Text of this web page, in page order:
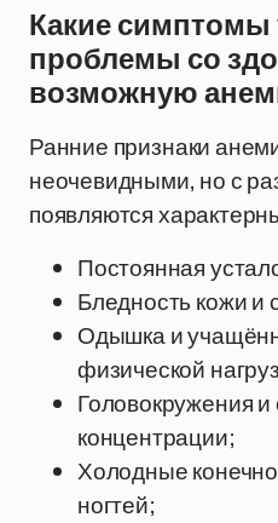
Какие симптомы
проблемы со
возможную
Ранние признаки
неочевидными, но с
появляются
Постоянная
Бледность кожи и
Одышка и
физической
Головокружения
концентрации;
Холодные
ногтей;